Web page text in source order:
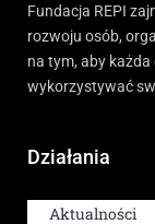
Fundacja REPI
rozwoju osób,
na tym, aby każda
wykorzystywać
Działania
Aktualności